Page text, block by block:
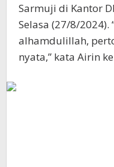
Sarmuji di Kantor
Selasa (27/8/
alhamdulillah,
nyata,” kata Airin